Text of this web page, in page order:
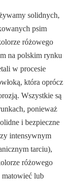
solidnych,
psim
różowego
na polskim rynku
w procesie
która oprócz
Wszystkie są
ponieważ
i bezpieczne
intensywnym
tarciu),
różowego
matowieć lub